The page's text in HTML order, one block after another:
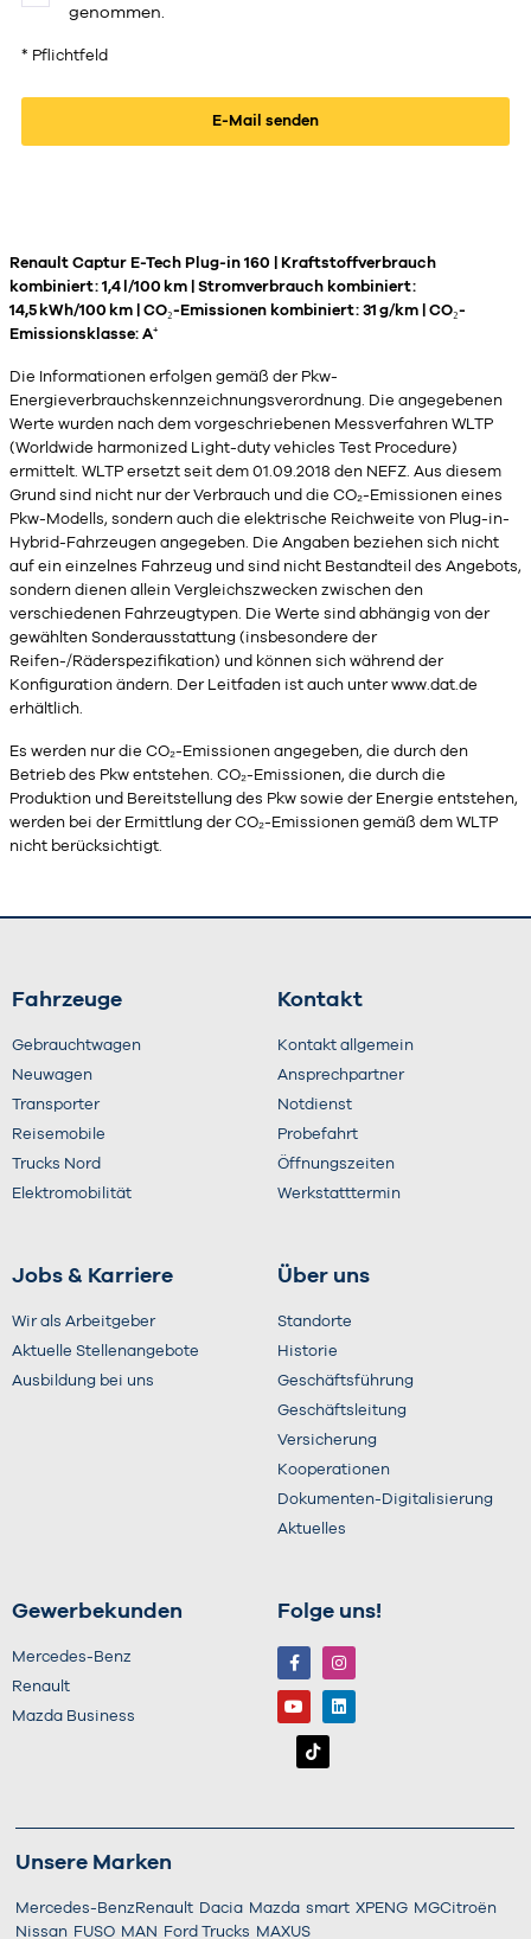
genommen.
* Pflichtfeld
Renault Captur E-Tech Plug-in 160 | Kraftstoffverbrauch
kombiniert: 1,4 l/100 km | Stromverbrauch kombiniert:
14,5 kWh/100 km | CO₂-Emissionen kombiniert: 31 g/km | CO₂-
Emissionsklasse: A⁺
Die Informationen erfolgen gemäß der Pkw-
Energieverbrauchskennzeichnungsverordnung. Die angegebenen
Werte wurden nach dem vorgeschriebenen Messverfahren WLTP
(Worldwide harmonized Light-duty vehicles Test Procedure)
ermittelt. WLTP ersetzt seit dem 01.09.2018 den NEFZ. Aus diesem
Grund sind nicht nur der Verbrauch und die CO₂-Emissionen eines
Pkw-Modells, sondern auch die elektrische Reichweite von Plug-in-
Hybrid-Fahrzeugen angegeben. Die Angaben beziehen sich nicht
auf ein einzelnes Fahrzeug und sind nicht Bestandteil des Angebots,
sondern dienen allein Vergleichszwecken zwischen den
verschiedenen Fahrzeugtypen. Die Werte sind abhängig von der
gewählten Sonderausstattung (insbesondere der
Reifen-/Räderspezifikation) und können sich während der
Konfiguration ändern. Der Leitfaden ist auch unterwww.dat.de
erhältlich.
Es werden nur die CO₂-Emissionen angegeben, die durch den
Betrieb des Pkw entstehen. CO₂-Emissionen, die durch die
Produktion und Bereitstellung des Pkw sowie der Energie entstehen,
werden bei der Ermittlung der CO₂-Emissionen gemäß dem WLTP
nicht berücksichtigt.
Fahrzeuge
Gebrauchtwagen
Neuwagen
Transporter
Reisemobile
Trucks Nord
Elektromobilität
Kontakt
Kontakt allgemein
Ansprechpartner
Notdienst
Probefahrt
Öffnungszeiten
Werkstatttermin
Jobs & Karriere
Wir als Arbeitgeber
Aktuelle Stellenangebote
Ausbildung bei uns
Über uns
Standorte
Historie
Geschäftsführung
Geschäftsleitung
Versicherung
Kooperationen
Dokumenten-Digitalisierung
Aktuelles
Gewerbekunden
Mercedes-Benz
Renault
Mazda Business
Folge uns!
Unsere Marken
Mercedes-Benz Renault Dacia Mazda smart XPENG MGCitroën
Nissan FUSO MAN Ford Trucks MAXUS